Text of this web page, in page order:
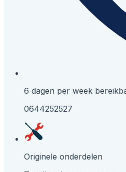
6 dagen per week
0644252527
Originele onderdelen